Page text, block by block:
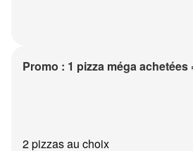
Promo : 1 pizza méga achetées
2 pizzas au choix